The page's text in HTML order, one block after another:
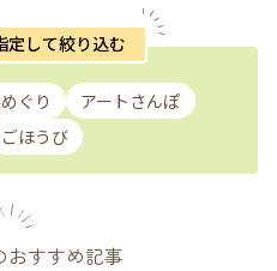
定して絞り込む
ぐり
アートさんぽ
ごほうび
おすすめ記事